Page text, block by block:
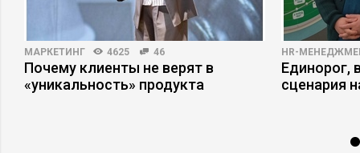
МАРКЕТИНГ 4625 46
Почему клиенты не верят в
«уникальность» продукта
HR-
Единорог,
сценария